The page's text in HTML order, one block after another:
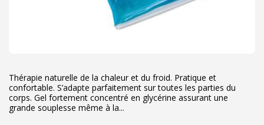
Thérapie naturelle de la chaleur et du froid. Pratique et
confortable. S’adapte parfaitement sur toutes les parties du
corps. Gel fortement concentré en glycérine assurant une
grande souplesse même à la...